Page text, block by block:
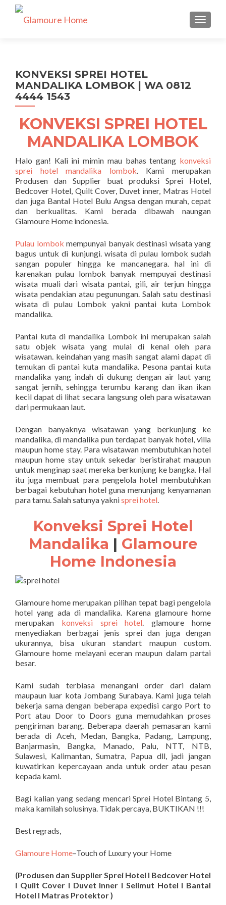
TUKAR
KONVEKSI SPREI HOTEL
MANDALIKA LOMBOK | WA 0812
4444 1543
KONVEKSI SPREI HOTEL
MANDALIKA LOMBOK
Halo gan! Kali ini mimin mau bahas tentang konveksi
sprei hotel mandalika lombok. Kami merupakan
Produsen dan Supplier buat produksi Sprei Hotel,
Bedcover Hotel, Quilt Cover, Duvet inner, Matras Hotel
dan juga Bantal Hotel Bulu Angsa dengan murah, cepat
dan berkualitas. Kami berada dibawah naungan
Glamoure Home indonesia.
Pulau lombok mempunyai banyak destinasi wisata yang
bagus untuk di kunjungi. wisata di pulau lombok sudah
sangan populer hingga ke mancanegara. hal ini di
karenakan pulau lombok banyak mempuyai destinasi
wisata muali dari wisata pantai, gili, air terjun hingga
wisata pendakian atau pegunungan. Salah satu destinasi
wisata di pulau Lombok yakni pantai kuta Lombok
mandalika.
Pantai kuta di mandalika Lombok ini merupakan salah
satu objek wisata yang mulai di kenal oleh para
wisatawan. keindahan yang masih sangat alami dapat di
temukan di pantai kuta mandalika. Pesona pantai kuta
mandalika yang indah di dukung dengan air laut yang
sangat jernih, sehingga terumbu karang dan ikan ikan
kecil dapat di lihat secara langsung oleh para wisatawan
dari permukaan laut.
Dengan banyaknya wisatawan yang berkunjung ke
mandalika, di mandalika pun terdapat banyak hotel, villa
maupun home stay. Para wisatawan membutuhkan hotel
maupun home stay untuk sekedar beristirahat maupun
untuk menginap saat mereka berkunjung ke bangka. Hal
itu juga membuat para pengelola hotel membutuhkan
berbagai kebutuhan hotel guna menunjang kenyamanan
para tamu. Salah satunya yaknisprei hotel.
Konveksi Sprei Hotel
Mandalika | Glamoure
Home Indonesia
Glamoure home merupakan pilihan tepat bagi pengelola
hotel yang ada di mandalika. Karena glamoure home
merupakan konveksi sprei hotel. glamoure home
menyediakan berbagai jenis sprei dan juga dengan
ukurannya, bisa ukuran standart maupun custom.
Glamoure home melayani eceran maupun dalam partai
besar.
Kami sudah terbiasa menangani order dari dalam
maupaun luar kota Jombang Surabaya. Kami juga telah
bekerja sama dengan beberapa expedisi cargo Port to
Port atau Door to Doors guna memudahkan proses
pengiriman barang. Beberapa daerah pemasaran kami
berada di Aceh, Medan, Bangka, Padang, Lampung,
Banjarmasin, Bangka, Manado, Palu, NTT, NTB,
Sulawesi, Kalimantan, Sumatra, Papua dll, jadi jangan
kuwatirkan kepercayaan anda untuk order atau pesan
kepada kami.
Bagi kalian yang sedang mencari Sprei Hotel Bintang 5,
maka kamilah solusinya. Tidak percaya, BUKTIKAN !!!
Best regrads,
Glamoure Home–Touch of Luxury your Home
(Produsen dan Supplier Sprei Hotel I Bedcover Hotel
I Quilt Cover I Duvet Inner I Selimut Hotel I Bantal
Hotel I Matras Protektor )